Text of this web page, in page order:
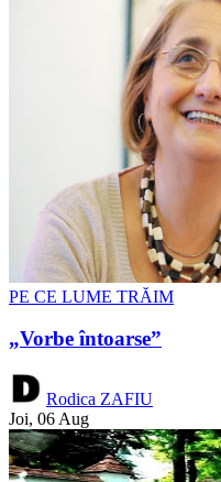
PE CE LUME TRĂIM
„Vorbe întoarse”
Rodica ZAFIU
Joi, 06 Aug